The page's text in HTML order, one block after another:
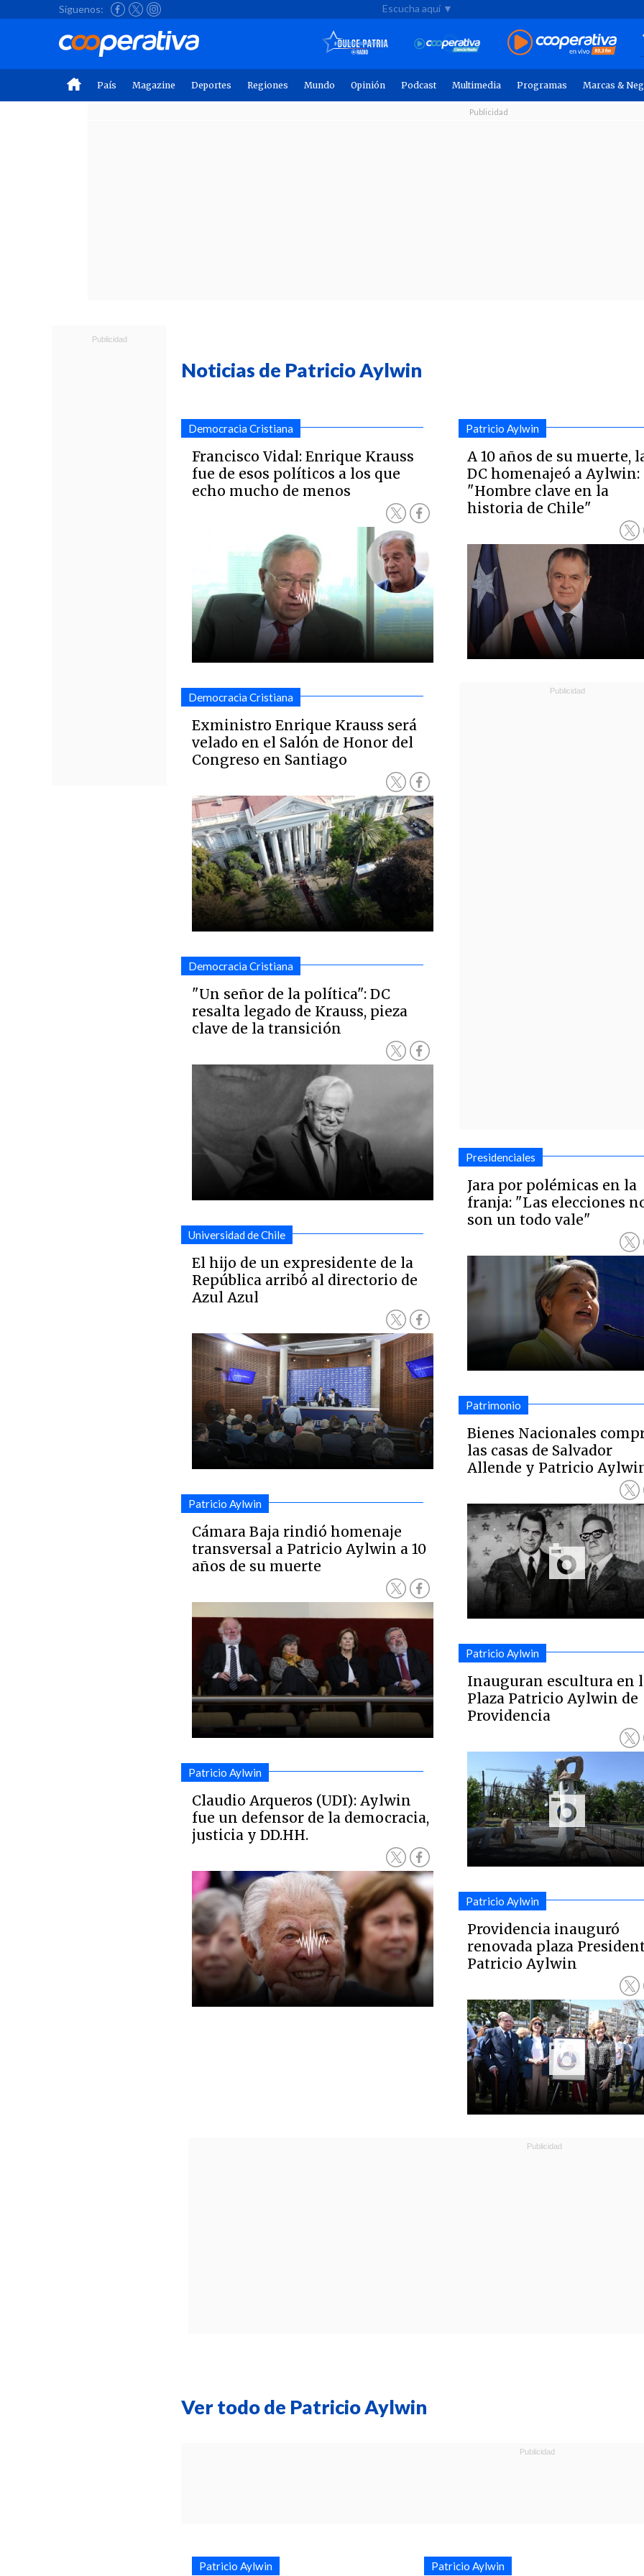
Síguenos: Escucha aquí ▼
País Magazine Deportes Regiones Mundo Opinión Podcast Multimedia Programas Marcas &
Noticias de Patricio Aylwin
Democracia Cristiana
Francisco Vidal: Enrique Krauss
fue de esos políticos a los que
echo mucho de menos
Democracia Cristiana
Exministro Enrique Krauss será
velado en el Salón de Honor del
Congreso en Santiago
Democracia Cristiana
"Un señor de la política": DC
resalta legado de Krauss, pieza
clave de la transición
Universidad de Chile
El hijo de un expresidente de la
República arribó al directorio de
Azul Azul
Patricio Aylwin
Cámara Baja rindió homenaje
transversal a Patricio Aylwin a 10
años de su muerte
Patricio Aylwin
Claudio Arqueros (UDI): Aylwin
fue un defensor de la democracia,
justicia y DD.HH.
Patricio Aylwin
A 10 años de su muerte,
DC homenajeó a Aylwin:
"Hombre clave en la
historia de Chile"
Presidenciales
Jara por polémicas en la
franja: "Las elecciones
son un todo vale"
Patrimonio
Bienes Nacionales
las casas de Salvador
Allende y Patricio
Patricio Aylwin
Inauguran escultura en
Plaza Patricio Aylwin de
Providencia
Patricio Aylwin
Providencia inauguró
renovada plaza
Patricio Aylwin
Ver todo de Patricio Aylwin
Patricio Aylwin Patricio Aylwin